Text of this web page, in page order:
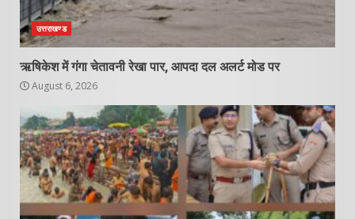
उत्तराखण्ड
ऋषिकेश में गंगा चेतावनी रेखा पार, आपदा दल अलर्ट मोड पर
August 6, 2026